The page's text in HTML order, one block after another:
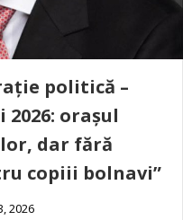
politică –
orașul
dar fără
copiii bolnavi”
2026